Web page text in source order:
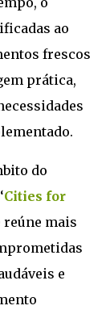
ao
frescos
prática,
do
Cities for
reúne mais
e